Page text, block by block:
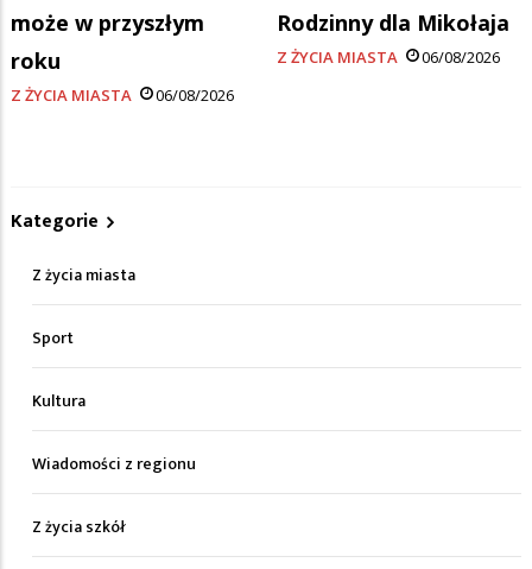
może w przyszłym
roku
Z ŻYCIA MIASTA 06/08/2026
Rodzinny dla Mikołaja
Z ŻYCIA MIASTA 06/08/2026
Kategorie
Z życia miasta
Sport
Kultura
Wiadomości z regionu
Z życia szkół